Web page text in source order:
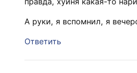
А руки, я вспомнил, я
Ответить